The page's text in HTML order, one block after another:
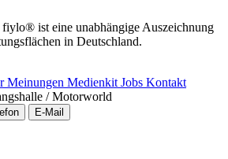
ist eine unabhängige Auszeichnung
in Deutschland.
Meinungen Medienkit Jobs Kontakt
/ Motorworld
E-Mail